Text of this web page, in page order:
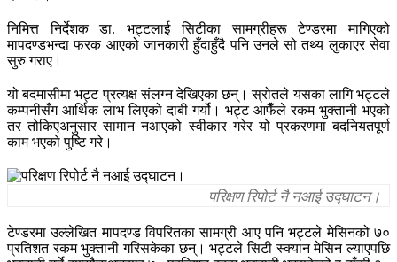
निमित्त निर्देशक डा. भट्टलाई सिटीका सामग्रीहरू टेण्डरमा मागिएको
मापदण्डभन्दा फरक आएको जानकारी हुँदाहुँदै पनि उनले सो तथ्य लुकाएर सेवा
सुरु गराए।
यो बदमासीमा भट्ट प्रत्यक्ष संलग्न देखिएका छन्। स्रोतले यसका लागि भट्टले
कम्पनीसँग आर्थिक लाभ लिएको दाबी गर्यो। भट्ट आफैँले रकम भुक्तानी भएको
तर तोकिएअनुसार सामान नआएको स्वीकार गरेर यो प्रकरणमा बदनियतपूर्ण
काम भएको पुष्टि गरे।
परिक्षण रिपोर्ट नै नआई उद्घाटन।
टेण्डरमा उल्लेखित मापदण्ड विपरितका सामग्री आए पनि भट्टले मेसिनको ७०
प्रतिशत रकम भुक्तानी गरिसकेका छन्। भट्टले सिटी स्क्यान मेसिन ल्याएपछि